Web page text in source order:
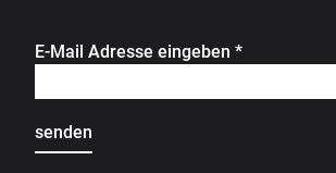
E-Mail Adresse eingeben*